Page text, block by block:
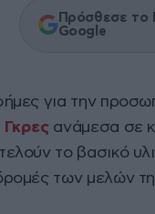
Πρόσθεσε το
Google
για την
Γκρες ανάμεσα σε
το βασικό
των μελών